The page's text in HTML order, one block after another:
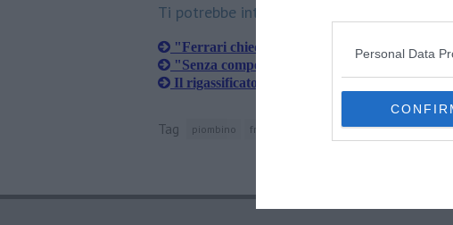
Personal Data
Ti potrebbe interessare anche:
"Ferrari chieda di cancellare comma sulla
"Senza compensazioni non firmo la proroga"
Il rigassificatore resta a Piombino, è scontro
Tag piombino francesco ferrari rigassificatore